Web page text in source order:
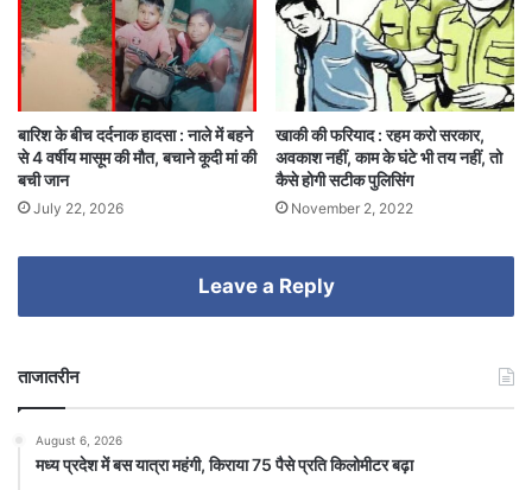
बारिश के बीच दर्दनाक हादसा : नाले में बहने
से 4 वर्षीय मासूम की मौत, बचाने कूदी मां की
बची जान
July 22, 2026
खाकी की फरियाद : रहम करो सरकार,
अवकाश नहीं, काम के घंटे भी तय नहीं, तो
कैसे होगी सटीक पुलिसिंग
November 2, 2022
Leave a Reply
ताजातरीन
August 6, 2026
मध्य प्रदेश में बस यात्रा महंगी, किराया 75 पैसे प्रति किलोमीटर बढ़ा